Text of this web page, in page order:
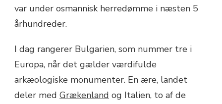
var under osmannisk herredømme i næsten 5
århundreder.
I dag rangerer Bulgarien, som nummer tre i
Europa, når det gælder værdifulde
arkæologiske monumenter. En ære, landet
deler med Grækenland og Italien, to af de